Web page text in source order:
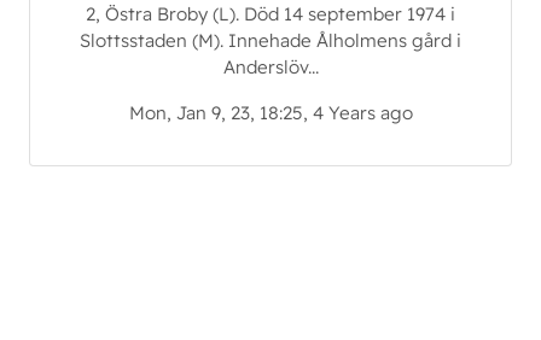
2, Östra Broby (L). Död 14 september 1974 i
Slottsstaden (M). Innehade Ålholmens gård i
Anderslöv...
Mon, Jan 9, 23, 18:25, 4 Years ago